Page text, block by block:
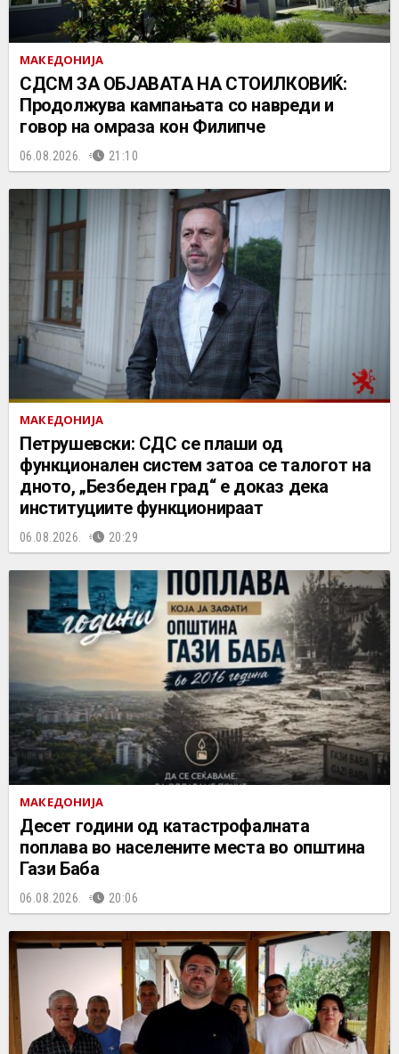
МАКЕДОНИЈА
СДСМ ЗА ОБЈАВАТА НА СТОИЛКОВИЌ:
Продолжува кампањата со навреди и
говор на омраза кон Филипче
06.08.2026. 21:10
МАКЕДОНИЈА
Петрушевски: СДС се плаши од
функционален систем затоа се талогот на
дното, „Безбеден град“ е доказ дека
институциите функционираат
06.08.2026. 20:29
МАКЕДОНИЈА
Десет години од катастрофалната
поплава во населените места во општина
Гази Баба
06.08.2026. 20:06